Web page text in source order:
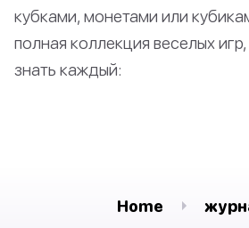
кубками, монетами или
полная коллекция веселых
знать каждый:
Home